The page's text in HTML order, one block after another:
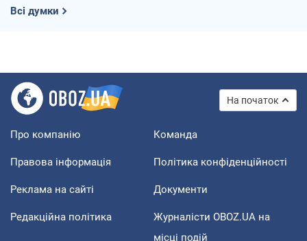
Всі думки
На початок
Про компанію Команда
Правова інформація Політика конфіденційності
Реклама на сайті Документи
Редакційна політика
Журналісти OBOZ.UA на
місці подій